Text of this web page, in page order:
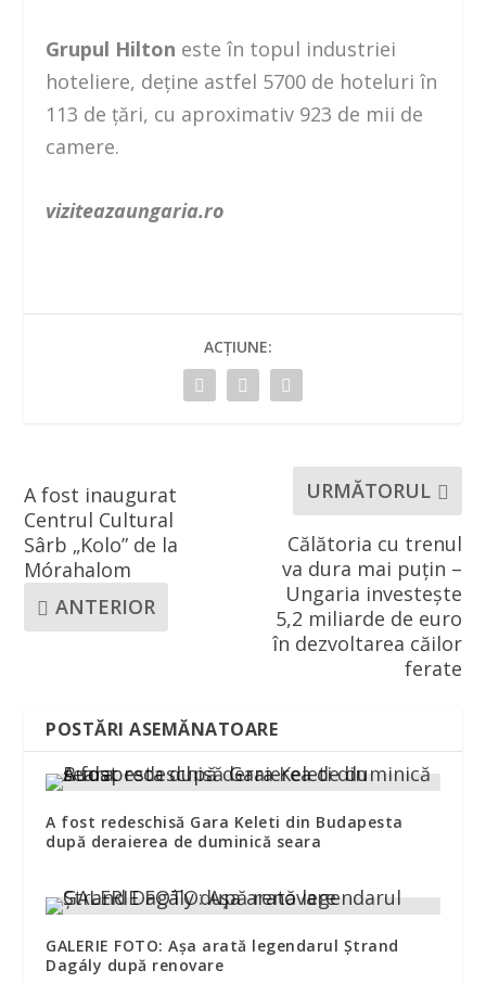
Grupul Hilton este în topul industriei
hoteliere, deține astfel 5700 de hoteluri în
113 de țări, cu aproximativ 923 de mii de
camere.
viziteazaungaria.ro
ACȚIUNE:
A fost inaugurat
Centrul Cultural
Sârb „Kolo” de la
Mórahalom
ANTERIOR
URMĂTORUL
Călătoria cu trenul
va dura mai puțin –
Ungaria investește
5,2 miliarde de euro
în dezvoltarea căilor
ferate
POSTĂRI ASEMĂNATOARE
A fost redeschisă Gara Keleti din Budapesta
după deraierea de duminică seara
GALERIE FOTO: Așa arată legendarul Ștrand
Dagály după renovare